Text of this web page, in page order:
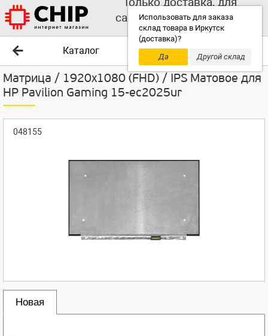
Использовать для заказа
склад товара в Иркутск
(доставка)?
Да
Другой склад
самовывоза выбирайте
другой склад!
Каталог
Матрица / 1920x1080 (FHD) / IPS Матовое для
HP Pavilion Gaming 15-ec2025ur
048155
Новая